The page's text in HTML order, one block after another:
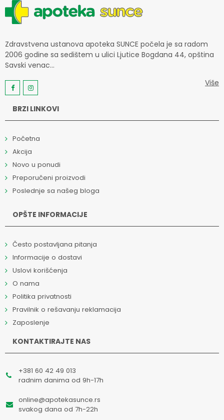
Zdravstvena ustanova apoteka SUNCE počela je sa radom
2006 godine sa sedištem u ulici Ljutice Bogdana 44, opština
Savski venac...
Više
BRZI LINKOVI
Početna
Akcija
Novo u ponudi
Preporučeni proizvodi
Poslednje sa našeg bloga
OPŠTE INFORMACIJE
Često postavljana pitanja
Informacije o dostavi
Uslovi korišćenja
O nama
Politika privatnosti
Pravilnik o rešavanju reklamacija
Zaposlenje
KONTAKTIRAJTE NAS
+381 60 42 49 013
radnim danima od 9h-17h
online@apotekasunce.rs
svakog dana od 7h-22h